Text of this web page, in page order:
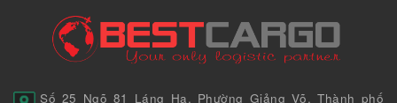
Số 25 Ngõ 81 Láng Hạ, Phường Giảng Võ, Thành phố